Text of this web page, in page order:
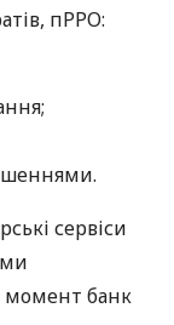
пРРО:
сервіси
момент банк